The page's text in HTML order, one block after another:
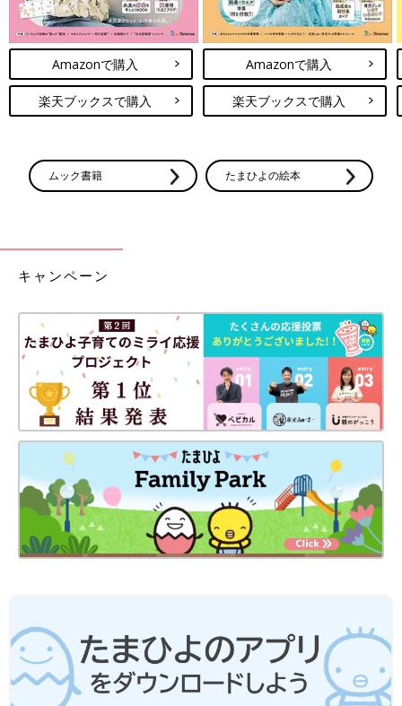
Amazonで購入
楽天ブックスで購入
Amazonで購入
楽天ブックスで購入
ムック書籍 たまひよの絵本
キャンペーン